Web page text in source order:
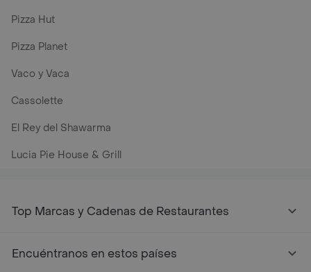
Pizza Hut
Pizza Planet
Vaco y Vaca
Cassolette
El Rey del Shawarma
Lucia Pie House & Grill
Top Marcas y Cadenas de Restaurantes
Encuéntranos en estos países